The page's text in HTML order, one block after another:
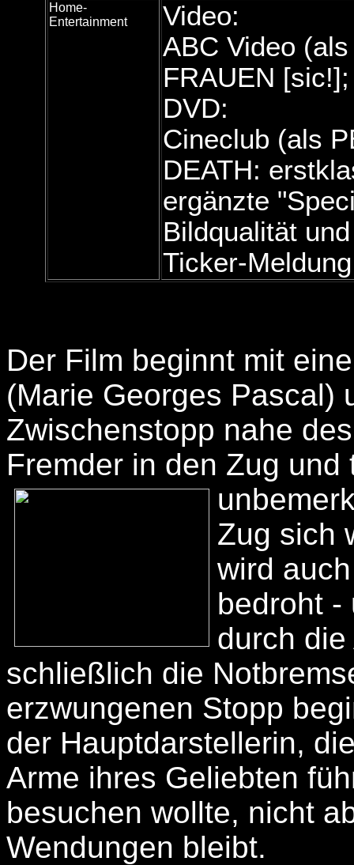
Home-
Entertainment
Video:
ABC Video
FRAUEN
DVD:
Cineclub (als
DEATH:
ergänzte
Bildqualität
Ticker-
Der Film beginnt mit
(Marie Georges Pascal)
Zwischenstopp nahe
Fremder in den Zug
Zug sich
wird
bedroht -
durch
schließlich die
erzwungenen Stopp
der Hauptdarstellerin,
Arme ihres Geliebten
besuchen wollte, nicht
Wendungen bleibt.